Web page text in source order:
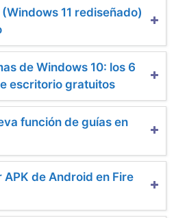
(Windows 11 rediseñado)
de Windows 10: los 6
escritorio gratuitos
función de guías en
de Android en Fire